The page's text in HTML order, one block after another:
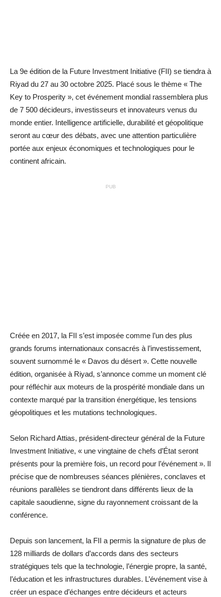
La 9e édition de la Future Investment Initiative (FII) se tiendra à
Riyad du 27 au 30 octobre 2025. Placé sous le thème « The
Key to Prosperity », cet événement mondial rassemblera plus
de 7 500 décideurs, investisseurs et innovateurs venus du
monde entier. Intelligence artificielle, durabilité et géopolitique
seront au cœur des débats, avec une attention particulière
portée aux enjeux économiques et technologiques pour le
continent africain.
PUB
Créée en 2017, la FII s’est imposée comme l’un des plus
grands forums internationaux consacrés à l’investissement,
souvent surnommé le « Davos du désert ». Cette nouvelle
édition, organisée à Riyad, s’annonce comme un moment clé
pour réfléchir aux moteurs de la prospérité mondiale dans un
contexte marqué par la transition énergétique, les tensions
géopolitiques et les mutations technologiques.
Selon Richard Attias, président-directeur général de la Future
Investment Initiative, « une vingtaine de chefs d’État seront
présents pour la première fois, un record pour l’événement ». Il
précise que de nombreuses séances plénières, conclaves et
réunions parallèles se tiendront dans différents lieux de la
capitale saoudienne, signe du rayonnement croissant de la
conférence.
Depuis son lancement, la FII a permis la signature de plus de
128 milliards de dollars d’accords dans des secteurs
stratégiques tels que la technologie, l’énergie propre, la santé,
l’éducation et les infrastructures durables. L’événement vise à
créer un espace d’échanges entre décideurs et acteurs